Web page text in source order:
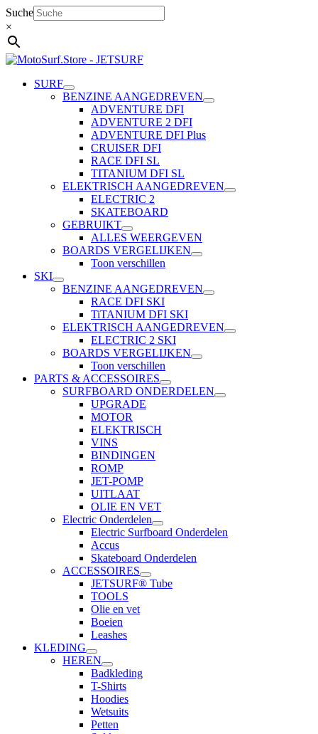
Ga
naar
de
inhoud
Suche
×
SURF
BENZINE AANGEDREVEN
ADVENTURE DFI
ADVENTURE 2 DFI
ADVENTURE DFI Plus
CRUISER DFI
RACE DFI SL
TITANIUM DFI SL
ELEKTRISCH AANGEDREVEN
ELECTRIC 2
SKATEBOARD
GEBRUIKT
ALLES WEERGEVEN
BOARDS VERGELIJKEN
Toon verschillen
SKI
BENZINE AANGEDREVEN
RACE DFI SKI
TiTANIUM DFI SKI
ELEKTRISCH AANGEDREVEN
ELECTRIC 2 SKI
BOARDS VERGELIJKEN
Toon verschillen
PARTS & ACCESSOIRES
SURFBOARD ONDERDELEN
UPGRADE
MOTOR
ELEKTRISCH
VINS
BINDINGEN
ROMP
JET-POMP
UITLAAT
OLIE EN VET
Electric Onderdelen
Electric Surfboard Onderdelen
Accus
Skateboard Onderdelen
ACCESSOIRES
JETSURF® Tube
TOOLS
Olie en vet
Boeien
Leashes
KLEDING
HEREN
Badkleding
T-Shirts
Hoodies
Wetsuits
Petten